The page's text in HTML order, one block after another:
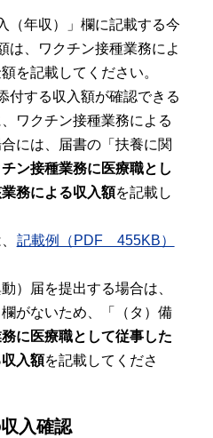
（年収）」欄に記載する今
は、ワクチン接種業務によ
を記載してください。
付する収入額が確認できる
ワクチン接種業務による
には、届書の「扶養に関
チン接種業務に医療職とし
務による収入額を記載し
記載例（PDF 455KB）
）届を提出する場合は、
がないため、「（タ）備
に医療職として従事した
入額を記載してくださ
入確認